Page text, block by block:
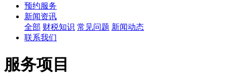
预约服务
新闻资讯
全部 财税知识 常见问题 新闻动态
联系我们
服务项目